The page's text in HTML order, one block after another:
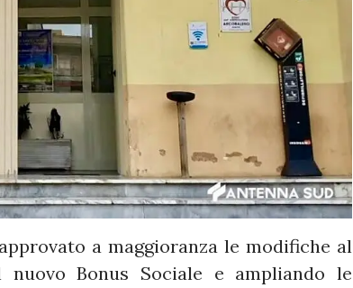
a maggioranza le modifiche al
nuovo Bonus Sociale e ampliando le